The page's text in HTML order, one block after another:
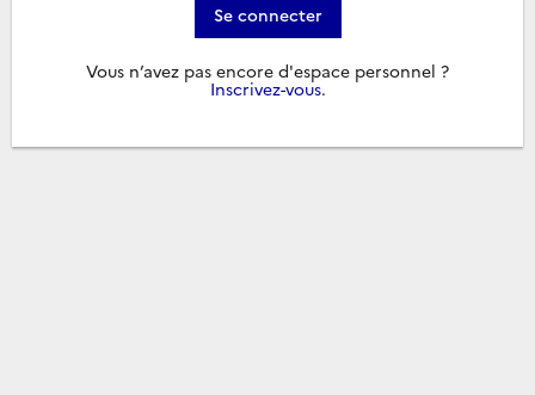
Se connecter
Vous n’avez pas encore d'espace personnel ?
Inscrivez-vous.